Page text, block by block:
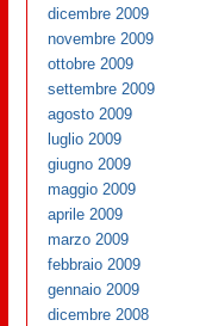
dicembre 2009
novembre 2009
ottobre 2009
settembre 2009
agosto 2009
luglio 2009
giugno 2009
maggio 2009
aprile 2009
marzo 2009
febbraio 2009
gennaio 2009
dicembre 2008